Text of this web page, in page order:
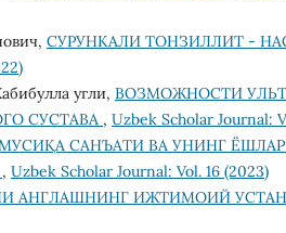
СУРУНКАЛИ ТОНЗИЛЛИТ -
угли, ВОЗМОЖНОСТИ
СУСТАВА , Uzbek Scholar Journal:
САНЪАТИ ВА УНИНГ
, Uzbek Scholar Journal: Vol. 16 (2023)
АНГЛАШНИНГ ИЖТИМОИЙ